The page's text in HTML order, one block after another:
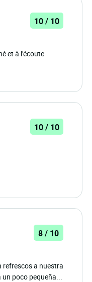
10 / 10
et à l'écoute
10 / 10
8 / 10
refrescos a nuestra
poco pequeña...